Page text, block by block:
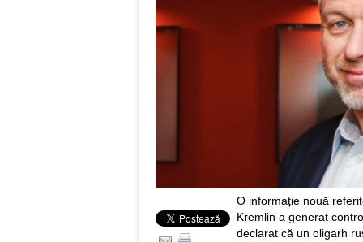
O informație nouă
Kremlin a generat
declarat că un oligarh